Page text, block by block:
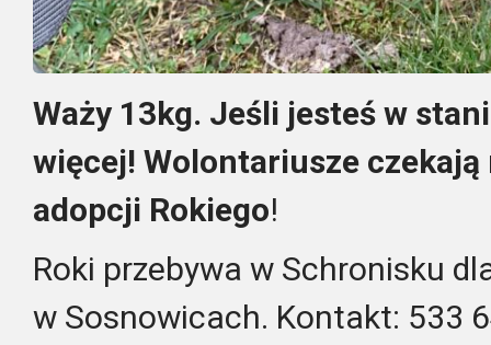
Waży 13kg. Jeśli jesteś w
więcej! Wolontariusze
adopcji Rokiego!
Roki przebywa w Schronisku
w Sosnowicach. Kontakt: 533